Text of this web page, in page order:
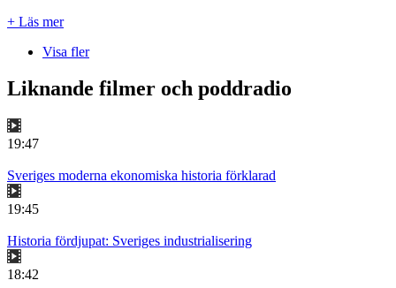
+ Läs mer
Visa fler
Liknande filmer och poddradio
19:47
Sveriges moderna ekonomiska historia förklarad
19:45
Historia fördjupat: Sveriges industrialisering
18:42